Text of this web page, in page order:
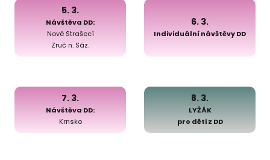
5. 3.
Návštěva DD:
Nové Strašecí
Zruč n. Sáz.
6. 3.
Individuální návštěvy DD
7. 3.
Návštěva DD:
Krnsko
8. 3.
LYŽÁK
pro děti z DD